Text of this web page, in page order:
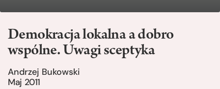
Demokracja lokalna a dobro
wspólne. Uwagi sceptyka
Andrzej Bukowski
Maj 2011